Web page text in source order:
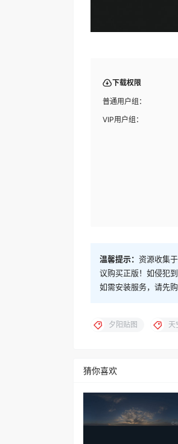
下载权限
普通用户组：
VIP用户组：
温馨提示： 资源收集
议购买正版！如侵犯
如需安装服务，请先
夕阳贴图 天
猜你喜欢